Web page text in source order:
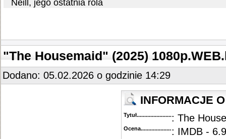
"The Housemaid" (2025)
Dodano: 05.02.2026 o godzinie 14:29
INFORMACJE
Tytuł............................................
: The
Ocena.............................................
: IMDB -